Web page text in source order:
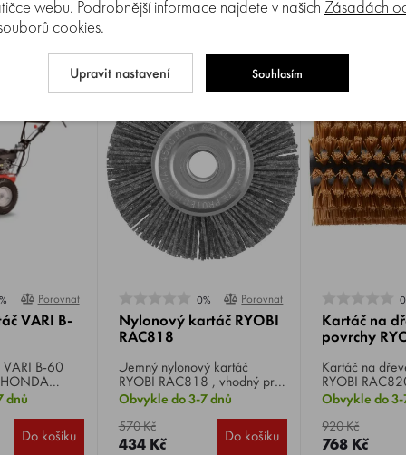
4 420 Kč 3 096 Kč
Porovnat
VARI B-
HP, šíře
64
dnů
Do košíku
0% Porovnat
Nylonový kartáč RYOBI
RAC818
Jemný nylonový kartáč
RYOBI RAC818 , vhodný pro
čištění mezi cihlami,
dlažebními kostkami, apod.
Obvykle do 3-7 dnů
570 Kč
434 Kč Do košíku
Kartáč na
povrchy
Kartáč na
RYOBI
rovnoměrné
povrchů, jako
podlaha.
Obvykle do 3-
920 Kč
768 Kč
webu. Podrobnější informace najdete v našich Zásadách
cookies.
Upravit nastavení Souhlasím